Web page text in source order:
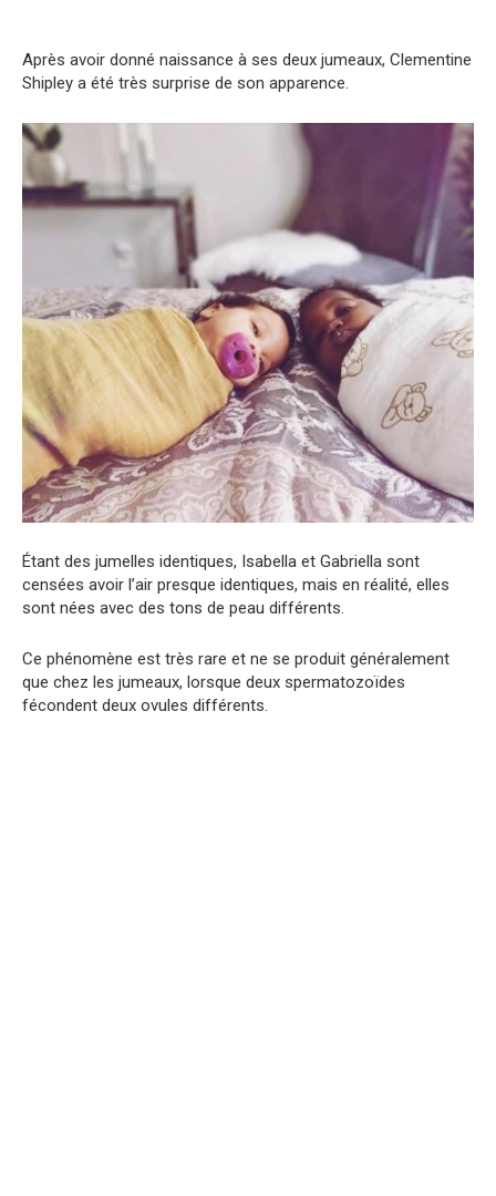
Après avoir donné naissance à ses deux jumeaux, Clementine
Shipley a été très surprise de son apparence.
Étant des jumelles identiques, Isabella et Gabriella sont
censées avoir l’air presque identiques, mais en réalité, elles
sont nées avec des tons de peau différents.
Ce phénomène est très rare et ne se produit généralement
que chez les jumeaux, lorsque deux spermatozoïdes
fécondent deux ovules différents.